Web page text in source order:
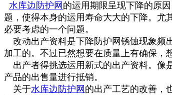
水库边防护网 的运用期限呈现下降的原
题，使得本身的运用寿命大大的下降。尤
必要考虑的一个问题。
改动出产资料是下降防护网锈蚀现象频
加工的。不过已然想要在质量上有确保，
出产者得挑选运用新式的出产资料。像
产品的出售量进行抵销。
关于水库边防护网 的出产工艺的改善，